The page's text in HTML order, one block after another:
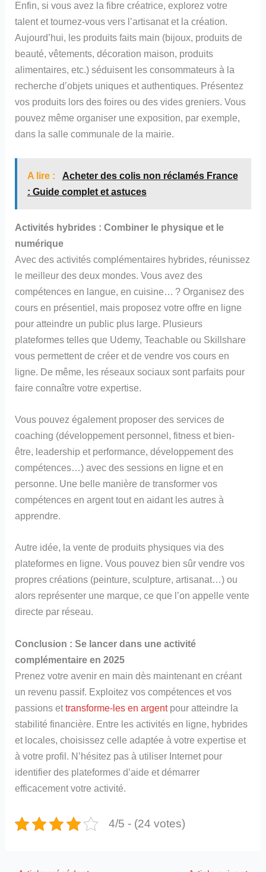
Enfin, si vous avez la fibre créatrice, explorez votre
talent et tournez-vous vers l’artisanat et la création.
Aujourd’hui, les produits faits main (bijoux, produits de
beauté, vêtements, décoration maison, produits
alimentaires, etc.) séduisent les consommateurs à la
recherche d’objets uniques et authentiques. Présentez
vos produits lors des foires ou des vides greniers. Vous
pouvez même organiser une exposition, par exemple,
dans la salle communale de la mairie.
A lire :
Acheter des colis non réclamés France
: Guide complet et astuces
Activités hybrides : Combiner le physique et le
numérique
Avec des activités complémentaires hybrides, réunissez
le meilleur des deux mondes. Vous avez des
compétences en langue, en cuisine… ? Organisez des
cours en présentiel, mais proposez votre offre en ligne
pour atteindre un public plus large. Plusieurs
plateformes telles que Udemy, Teachable ou Skillshare
vous permettent de créer et de vendre vos cours en
ligne. De même, les réseaux sociaux sont parfaits pour
faire connaître votre expertise.
Vous pouvez également proposer des services de
coaching (développement personnel, fitness et bien-
être, leadership et performance, développement des
compétences…) avec des sessions en ligne et en
personne. Une belle manière de transformer vos
compétences en argent tout en aidant les autres à
apprendre.
Autre idée, la vente de produits physiques via des
plateformes en ligne. Vous pouvez bien sûr vendre vos
propres créations (peinture, sculpture, artisanat…) ou
alors représenter une marque, ce que l’on appelle vente
directe par réseau.
Conclusion : Se lancer dans une activité
complémentaire en 2025
Prenez votre avenir en main dès maintenant en créant
un revenu passif. Exploitez vos compétences et vos
passions ettransforme-les en argentpour atteindre la
stabilité financière. Entre les activités en ligne, hybrides
et locales, choisissez celle adaptée à votre expertise et
à votre profil. N’hésitez pas à utiliser Internet pour
identifier des plateformes d’aide et démarrer
efficacement votre activité.
4/5 - (24 votes)